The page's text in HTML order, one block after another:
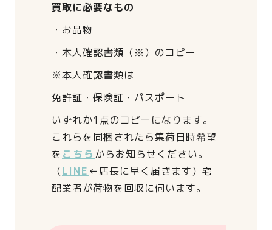
買取に必要なもの
・お品物
・本人確認書類（※）のコピー
※本人確認書類は
免許証・保険証・パスポート
いずれか1点のコピーになります。
これらを同梱されたら集荷日時希望
を こちら からお知らせください。
（LINE ←店長に早く届きます） 宅
配業者が荷物を回収に伺います。